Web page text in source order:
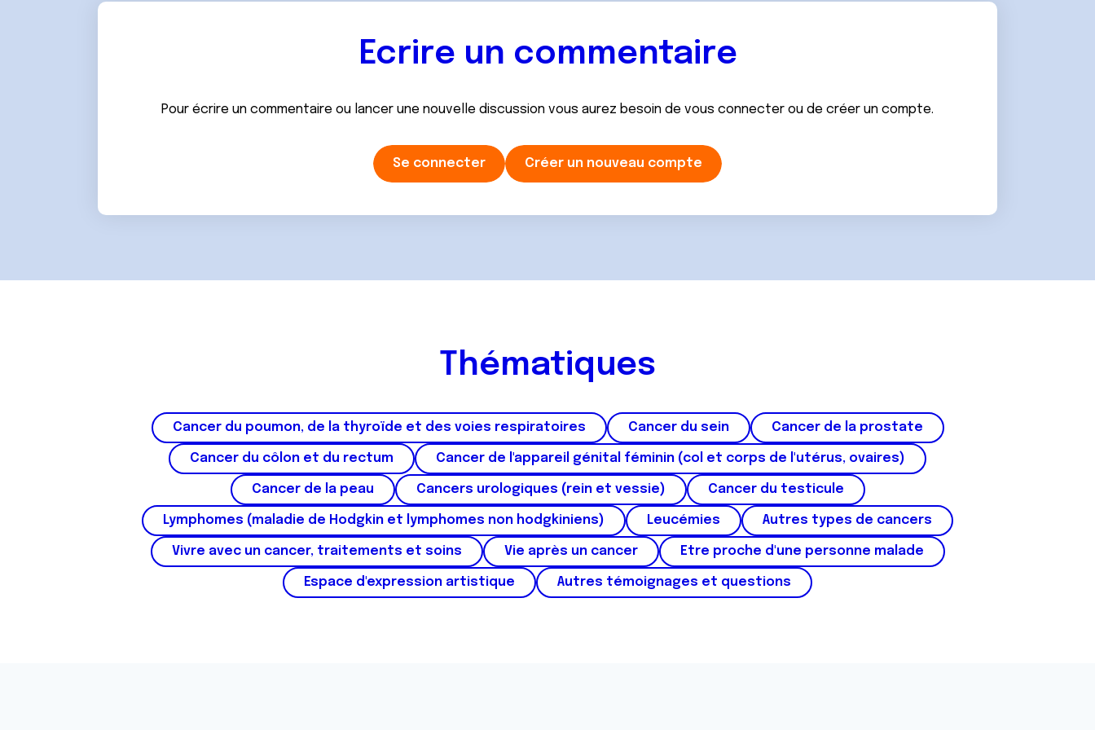
Ecrire un commentaire
Pour écrire un commentaire ou lancer une nouvelle discussion vous aurez besoin de vous connecter ou de créer un compte.
Se connecter Créer un nouveau compte
Thématiques
Cancer du poumon, de la thyroïde et des voies respiratoires Cancer du sein Cancer de la prostate
Cancer du côlon et du rectum Cancer de l'appareil génital féminin (col et corps de l'utérus, ovaires)
Cancer de la peau Cancers urologiques (rein et vessie) Cancer du testicule
Lymphomes (maladie de Hodgkin et lymphomes non hodgkiniens) Leucémies Autres types de cancers
Vivre avec un cancer, traitements et soins Vie après un cancer Etre proche d'une personne malade
Espace d'expression artistique Autres témoignages et questions